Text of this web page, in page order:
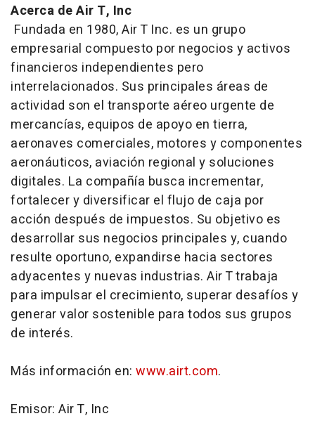
Acerca de Air T, Inc
Fundada en 1980, Air T Inc. es un grupo
empresarial compuesto por negocios y activos
financieros independientes pero
interrelacionados. Sus principales áreas de
actividad son el transporte aéreo urgente de
mercancías, equipos de apoyo en tierra,
aeronaves comerciales, motores y componentes
aeronáuticos, aviación regional y soluciones
digitales. La compañía busca incrementar,
fortalecer y diversificar el flujo de caja por
acción después de impuestos. Su objetivo es
desarrollar sus negocios principales y, cuando
resulte oportuno, expandirse hacia sectores
adyacentes y nuevas industrias. Air T trabaja
para impulsar el crecimiento, superar desafíos y
generar valor sostenible para todos sus grupos
de interés.
Más información en: www.airt.com.
Emisor: Air T, Inc